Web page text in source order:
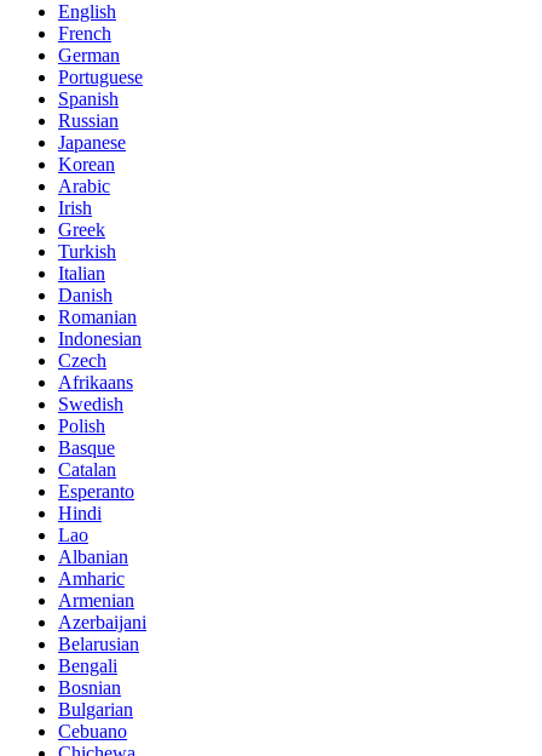
English
French
German
Portuguese
Spanish
Russian
Japanese
Korean
Arabic
Irish
Greek
Turkish
Italian
Danish
Romanian
Indonesian
Czech
Afrikaans
Swedish
Polish
Basque
Catalan
Esperanto
Hindi
Lao
Albanian
Amharic
Armenian
Azerbaijani
Belarusian
Bengali
Bosnian
Bulgarian
Cebuano